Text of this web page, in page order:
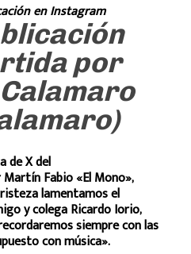
en Instagram
por
de X del
Fabio «El Mono»,
lamentamos el
y colega Ricardo Iorio,
siempre con las
con música».